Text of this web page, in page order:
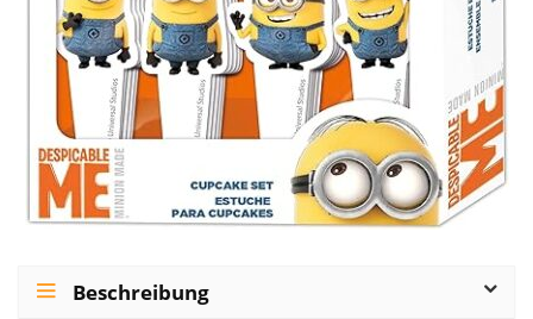
Beschreibung